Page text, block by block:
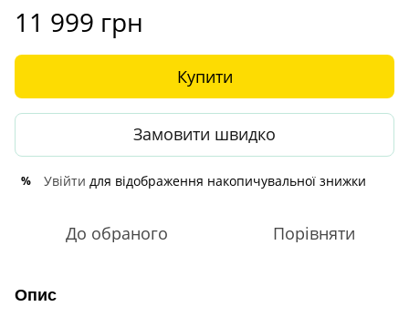
11 999 грн
Купити
Замовити швидко
% Увійти для відображення накопичувальної знижки
До обраного Порівняти
Опис